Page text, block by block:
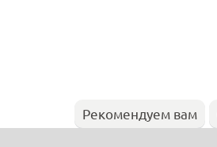
Рекомендуем вам